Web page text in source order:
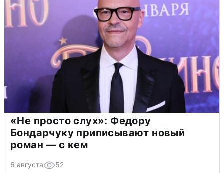
«Не просто слух»: Федору
Бондарчуку приписывают новый
роман — с кем
6 августа 52